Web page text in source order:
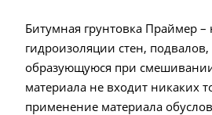
Битумная грунтовка Праймер
гидроизоляции стен,
образующуюся при смешивании
материала не входит никаких
применение материала